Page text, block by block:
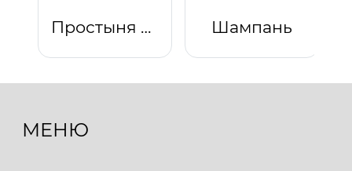
Простыня на резинке "Шампань" Шампань
МЕНЮ